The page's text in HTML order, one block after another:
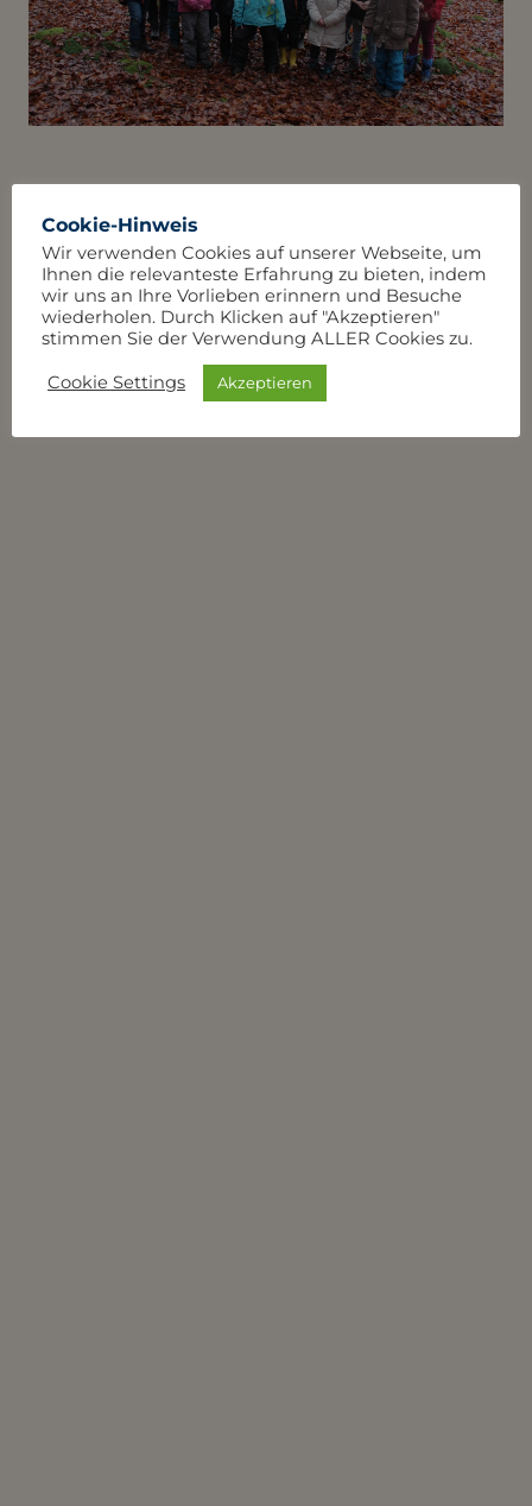
Cookie-Hinweis
Wir verwenden Cookies auf unserer Webseite, um
Ihnen die relevanteste Erfahrung zu bieten, indem
wir uns an Ihre Vorlieben erinnern und Besuche
wiederholen. Durch Klicken auf "Akzeptieren"
stimmen Sie der Verwendung ALLER Cookies zu.
Cookie Settings Akzeptieren